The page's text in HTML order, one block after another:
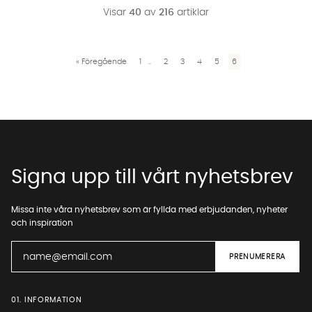
Visar 40 av 216 artiklar
« Föregående 1 2 3 4 5 6
Signa upp till vårt nyhetsbrev
Missa inte våra nyhetsbrev som är fyllda med erbjudanden, nyheter
och inspiration
01. INFORMATION